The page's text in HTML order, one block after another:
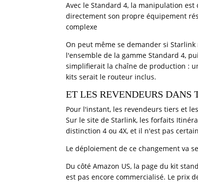
Avec le Standard 4, la manipulation
directement son propre équipement
complexe
On peut même se demander si
l'ensemble de la gamme Standard 4,
simplifierait la chaîne de production :
kits serait le routeur inclus.
ET LES REVENDEURS DANS
Pour l'instant, les revendeurs tiers et
Sur le site de Starlink, les forfaits
distinction 4 ou 4X, et il n'est pas
Le déploiement de ce changement va
Du côté Amazon US, la page du kit
est pas encore commercialisé. Le prix